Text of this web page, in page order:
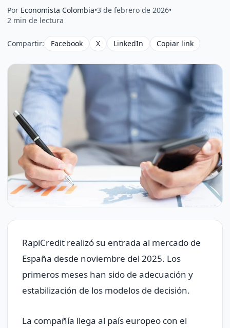
Por Economista Colombia•3 de febrero de 2026•
2 min de lectura
Compartir: Facebook X LinkedIn Copiar link
RapiCredit realizó su entrada al mercado de
España desde noviembre del 2025. Los
primeros meses han sido de adecuación y
estabilización de los modelos de decisión.
La compañía llega al país europeo con el